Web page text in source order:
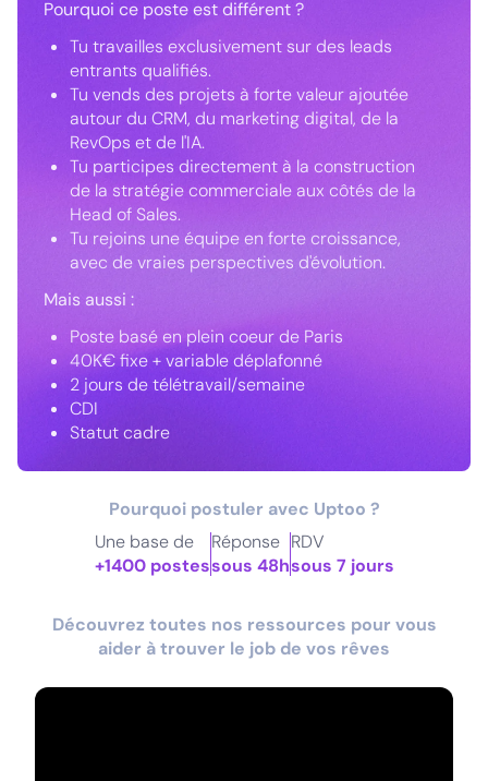
Pourquoi ce poste est différent ?
Tu travailles exclusivement sur des leads
entrants qualifiés.
Tu vends des projets à forte valeur ajoutée
autour du CRM, du marketing digital, de la
RevOps et de l'IA.
Tu participes directement à la construction
de la stratégie commerciale aux côtés de la
Head of Sales.
Tu rejoins une équipe en forte croissance,
avec de vraies perspectives d'évolution.
Mais aussi :
Poste basé en plein coeur de Paris
40K€ fixe + variable déplafonné
2 jours de télétravail/semaine
CDI
Statut cadre
Pourquoi postuler avec Uptoo ?
Une base de
+1400 postes
Réponse
sous 48h
RDV
sous 7 jours
Découvrez toutes nos ressources pour vous
aider à trouver le job de vos rêves